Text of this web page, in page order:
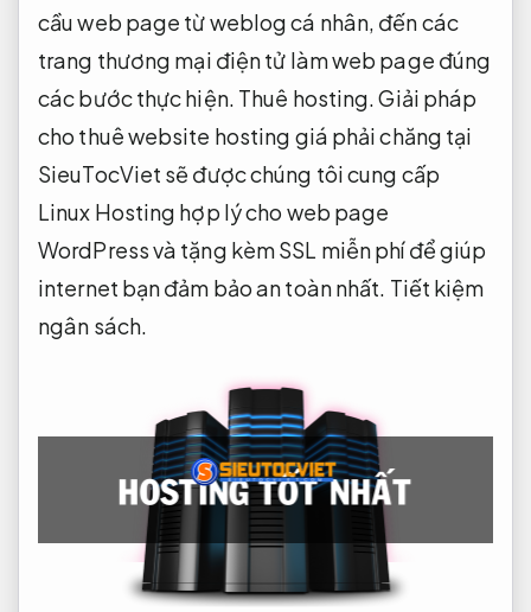
cầu web page từ weblog cá nhân, đến các
trang thương mại điện tử làm web page đúng
các bước thực hiện. Thuê hosting. Giải pháp
cho thuê website hosting giá phải chăng tại
SieuTocViet sẽ được chúng tôi cung cấp
Linux Hosting hợp lý cho web page
WordPress và tặng kèm SSL miễn phí để giúp
internet bạn đảm bảo an toàn nhất. Tiết kiệm
ngân sách.